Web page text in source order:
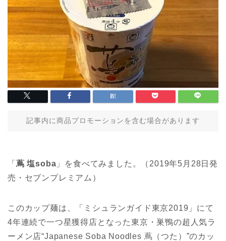
記事内に商品プロモーションを含む場合があります
「 蔦 塩soba 」を食べてみました。（2019年5月28日発
売・セブンプレミアム）
このカップ麺は、「ミシュランガイド東京2019」にて
4年連続で一つ星獲得店となった東京・巣鴨の超人気ラ
ーメン店“Japanese Soba Noodles 蔦（つた）”のカッ